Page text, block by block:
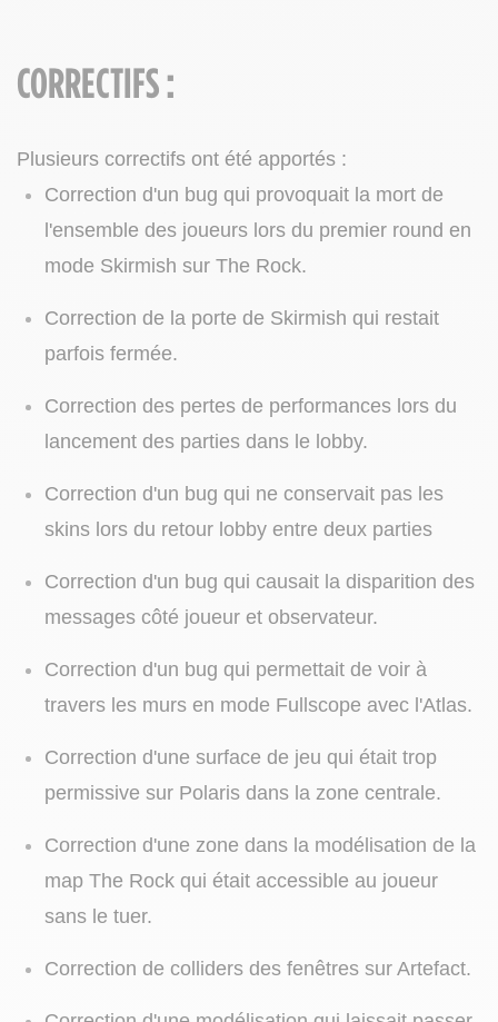
CORRECTIFS :
Plusieurs correctifs ont été apportés :
Correction d'un bug qui provoquait la mort de
l'ensemble des joueurs lors du premier round en
mode Skirmish sur The Rock.
Correction de la porte de Skirmish qui restait
parfois fermée.
Correction des pertes de performances lors du
lancement des parties dans le lobby.
Correction d'un bug qui ne conservait pas les
skins lors du retour lobby entre deux parties
Correction d'un bug qui causait la disparition des
messages côté joueur et observateur.
Correction d'un bug qui permettait de voir à
travers les murs en mode Fullscope avec l'Atlas.
Correction d'une surface de jeu qui était trop
permissive sur Polaris dans la zone centrale.
Correction d'une zone dans la modélisation de la
map The Rock qui était accessible au joueur
sans le tuer.
Correction de colliders des fenêtres sur Artefact.